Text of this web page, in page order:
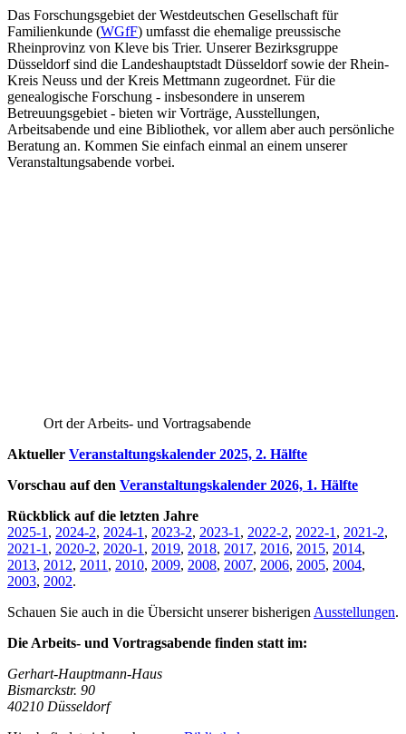
Das Forschungsgebiet der Westdeutschen Gesellschaft für
Familienkunde (WGfF) umfasst die ehemalige preussische
Rheinprovinz von Kleve bis Trier. Unserer Bezirksgruppe
Düsseldorf sind die Landeshauptstadt Düsseldorf sowie der Rhein-
Kreis Neuss und der Kreis Mettmann zugeordnet. Für die
genealogische Forschung - insbesondere in unserem
Betreuungsgebiet - bieten wir Vorträge, Ausstellungen,
Arbeitsabende und eine Bibliothek, vor allem aber auch persönliche
Beratung an. Kommen Sie einfach einmal an einem unserer
Veranstaltungsabende vorbei.
Ort der Arbeits- und Vortragsabende
Aktueller Veranstaltungskalender 2025, 2. Hälfte
Vorschau auf den Veranstaltungskalender 2026, 1. Hälfte
Rückblick auf die letzten Jahre
2025-1 , 2024-2, 2024-1 , 2023-2, 2023-1 , 2022-2, 2022-1 , 2021-2,
2021-1 , 2020-2, 2020-1 , 2019, 2018, 2017, 2016, 2015, 2014,
2013, 2012, 2011 , 2010, 2009, 2008, 2007, 2006, 2005, 2004,
2003, 2002.
Schauen Sie auch in die Übersicht unserer bisherigen Ausstellungen.
Die Arbeits- und Vortragsabende finden statt im:
Gerhart-Hauptmann-Haus
Bismarckstr. 90
40210 Düsseldorf